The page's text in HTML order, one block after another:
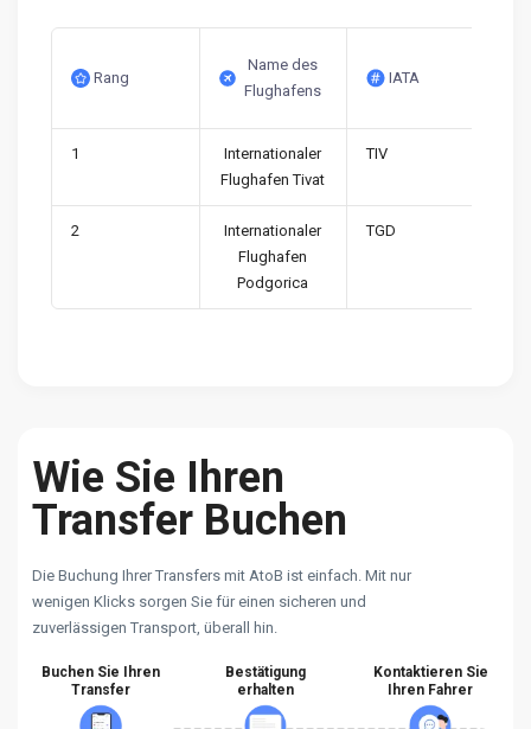
Rang
Name des
Flughafens
IATA
1
Internationaler
Flughafen Tivat
TIV
2
Internationaler
Flughafen
Podgorica
TGD
Wie Sie Ihren
Transfer Buchen
Die Buchung Ihrer Transfers mit AtoB ist einfach. Mit nur
wenigen Klicks sorgen Sie für einen sicheren und
zuverlässigen Transport, überall hin.
Buchen Sie Ihren
Transfer
Bestätigung
erhalten
Kontaktieren Sie
Ihren Fahrer